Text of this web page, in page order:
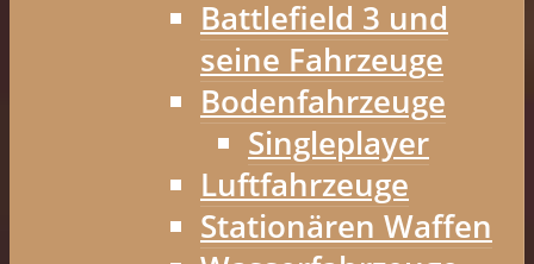
Battlefield 3 und
seine Fahrzeuge
Bodenfahrzeuge
Singleplayer
Luftfahrzeuge
Stationären Waffen